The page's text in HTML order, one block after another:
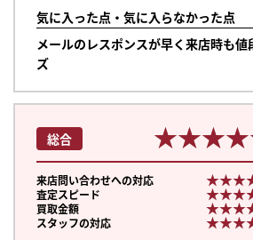
気に入った点・気に入らなかった点
メールのレスポンスが早く来店時も値
ズ
総合
来店問い合わせへの対応
査定スピード
買取金額
スタッフの対応